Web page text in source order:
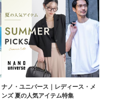
ナノ・ユニバース｜レディース・メ
ンズ 夏の人気アイテム特集